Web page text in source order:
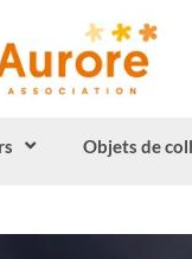
Objets de